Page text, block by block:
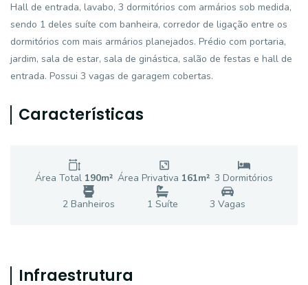
Hall de entrada, lavabo, 3 dormitórios com armários sob medida,
sendo 1 deles suíte com banheira, corredor de ligação entre os
dormitórios com mais armários planejados. Prédio com portaria,
jardim, sala de estar, sala de ginástica, salão de festas e hall de
entrada. Possui 3 vagas de garagem cobertas.
Características
Área Total 190m² Área Privativa 161m² 3 Dormitórios
2 Banheiros 1 Suíte 3 Vagas
Infraestrutura